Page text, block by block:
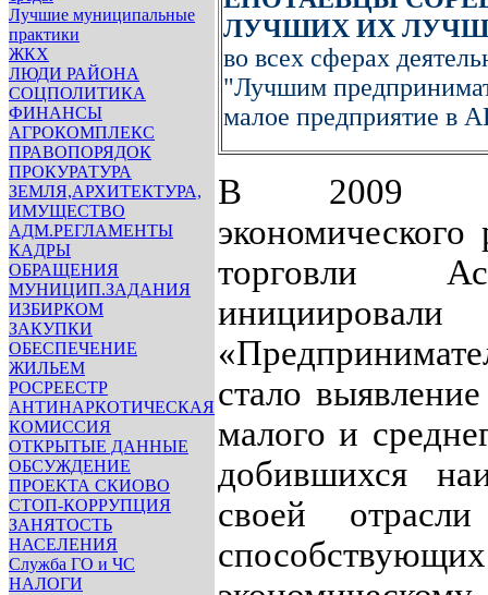
Лучшие муниципальные
практики
ЖКХ
ЛЮДИ РАЙОНА
СОЦПОЛИТИКА
ФИНАНСЫ
АГРОКОМПЛЕКС
ПРАВОПОРЯДОК
ПРОКУРАТУРА
ЗЕМЛЯ,АРХИТЕКТУРА,
ИМУЩЕСТВО
АДМ.РЕГЛАМЕНТЫ
КАДРЫ
ОБРАЩЕНИЯ
МУНИЦИП.ЗАДАНИЯ
ИЗБИРКОМ
ЗАКУПКИ
ОБЕСПЕЧЕНИЕ
ЖИЛЬЕМ
РОСРЕЕСТР
АНТИНАРКОТИЧЕСКАЯ
КОМИССИЯ
ОТКРЫТЫЕ ДАННЫЕ
ОБСУЖДЕНИЕ
ПРОЕКТА СКИОВО
СТОП-КОРРУПЦИЯ
ЗАНЯТОСТЬ
НАСЕЛЕНИЯ
Служба ГО и ЧС
НАЛОГИ
ЛУЧШИХ ИХ
во всех сферах
"Лучшим
малое предприятие в
В 2009
торговли
инициировали
стало
малого и
добившихся
своей